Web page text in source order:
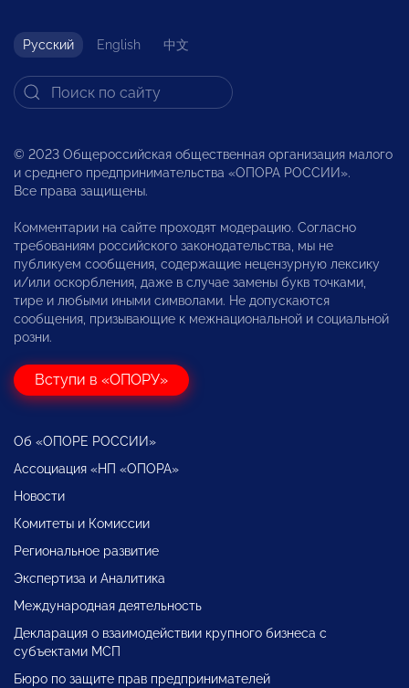
Русский English 中文
© 2023 Общероссийская общественная организация малого
и среднего предпринимательства «ОПОРА РОССИИ».
Все права защищены.
Комментарии на сайте проходят модерацию. Согласно
требованиям российского законодательства, мы не
публикуем сообщения, содержащие нецензурную лексику
и/или оскорбления, даже в случае замены букв точками,
тире и любыми иными символами. Не допускаются
сообщения, призывающие к межнациональной и социальной
розни.
Вступи в «ОПОРУ»
Об «ОПОРЕ РОССИИ»
Ассоциация «НП «ОПОРА»
Новости
Комитеты и Комиссии
Региональное развитие
Экспертиза и Аналитика
Международная деятельность
Декларация о взаимодействии крупного бизнеса с
субъектами МСП
Бюро по защите прав предпринимателей